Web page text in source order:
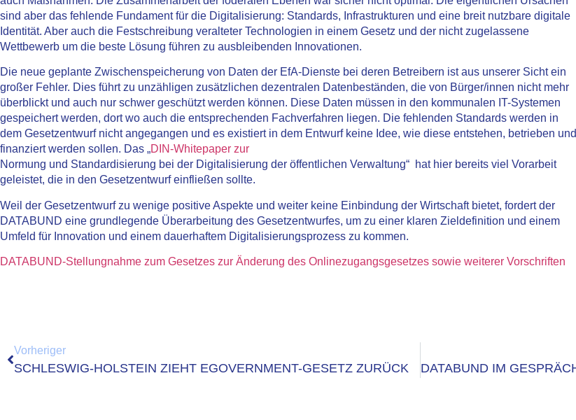
sind aber das fehlende Fundament für die Digitalisierung: Standards, Infrastrukturen und eine breit nutzbare digitale
Identität. Aber auch die Festschreibung veralteter Technologien in einem Gesetz und der nicht zugelassene
Wettbewerb um die beste Lösung führen zu ausbleibenden Innovationen.
Die neue geplante Zwischenspeicherung von Daten der EfA-Dienste bei deren Betreibern ist aus unserer Sicht ein
großer Fehler. Dies führt zu unzähligen zusätzlichen dezentralen Datenbeständen, die von Bürger/innen nicht mehr
überblickt und auch nur schwer geschützt werden können. Diese Daten müssen in den kommunalen IT-Systemen
gespeichert werden, dort wo auch die entsprechenden Fachverfahren liegen. Die fehlenden Standards werden in
dem Gesetzentwurf nicht angegangen und es existiert in dem Entwurf keine Idee, wie diese entstehen, betrieben und
finanziert werden sollen. Das „DIN-Whitepaper zur
Normung und Standardisierung bei der Digitalisierung der öffentlichen Verwaltung“ hat hier bereits viel Vorarbeit
geleistet, die in den Gesetzentwurf einfließen sollte.
Weil der Gesetzentwurf zu wenige positive Aspekte und weiter keine Einbindung der Wirtschaft bietet, fordert der
DATABUND eine grundlegende Überarbeitung des Gesetzentwurfes, um zu einer klaren Zieldefinition und einem
Umfeld für Innovation und einem dauerhaftem Digitalisierungsprozess zu kommen.
DATABUND-Stellungnahme zum Gesetzes zur Änderung des Onlinezugangsgesetzes sowie weiterer Vorschriften
Vorheriger
SCHLESWIG-HOLSTEIN ZIEHT EGOVERNMENT-GESETZ ZURÜCK